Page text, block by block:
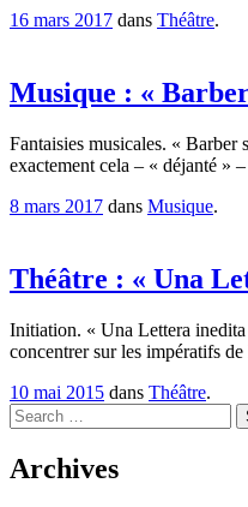
16 mars 2017 dans Théâtre.
Musique : «
Fantaisies musicales. « Barber
exactement cela – « déjanté »
8 mars 2017 dans Musique.
Théâtre : « Una
Initiation. « Una Lettera inedita
concentrer sur les impératifs
10 mai 2015 dans Théâtre.
Search
Archives